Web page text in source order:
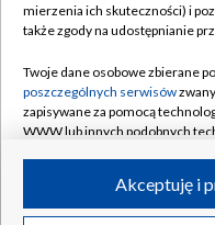
Naziemna Telewizja
Rada Programowa
System NOS
Informacje o nadawcy
Program dla prasy
©2026
mierzenia ich skuteczności) i
także zgody na udostępnianie
Twoje dane osobowe zbierane
poszczególnych serwisów
zapisywane za pomocą
WWW lub innych podobnych
ruchu w Internecie.Akceptuję i